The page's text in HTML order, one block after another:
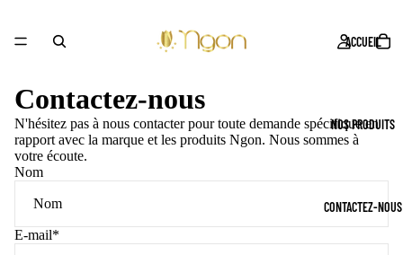
ACCUEIL
NOS PRODUITS
CONTACTEZ-NOUS
Contactez-nous
N'hésitez pas à nous contacter pour toute demande spécifique en
rapport avec la marque et les produits Ngon. Nous sommes à
votre écoute.
Nom
E-mail*